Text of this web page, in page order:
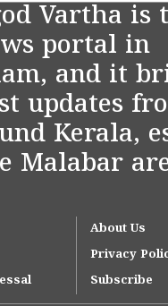
Vartha is
portal in
and it
updates
Kerala,
Malabar
About Us
Privacy
Subscribe